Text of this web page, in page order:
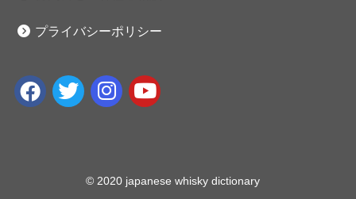
プライバシーポリシー
© 2020 japanese whisky dictionary